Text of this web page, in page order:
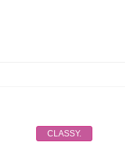
CLASSY.